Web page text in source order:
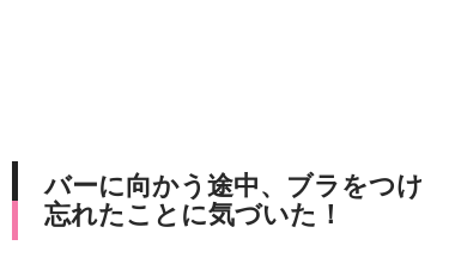
バーに向かう途中、ブラをつけ
忘れたことに気づいた！